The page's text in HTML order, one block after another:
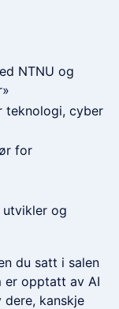
NTNU og
teknologi, cyber
for
utvikler og
du satt i salen
er opptatt av AI
kanskje